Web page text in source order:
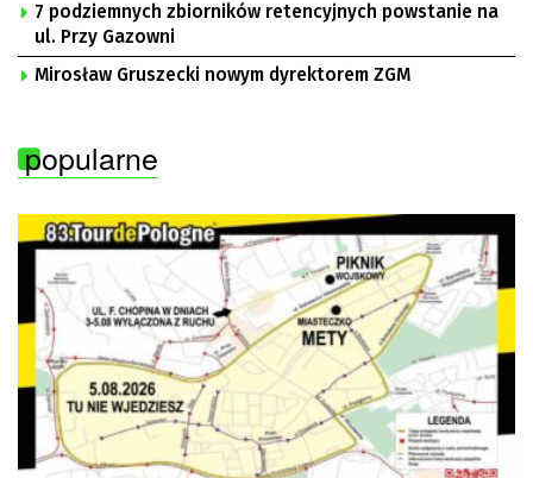
7 podziemnych zbiorników retencyjnych powstanie na
ul. Przy Gazowni
Mirosław Gruszecki nowym dyrektorem ZGM
popularne